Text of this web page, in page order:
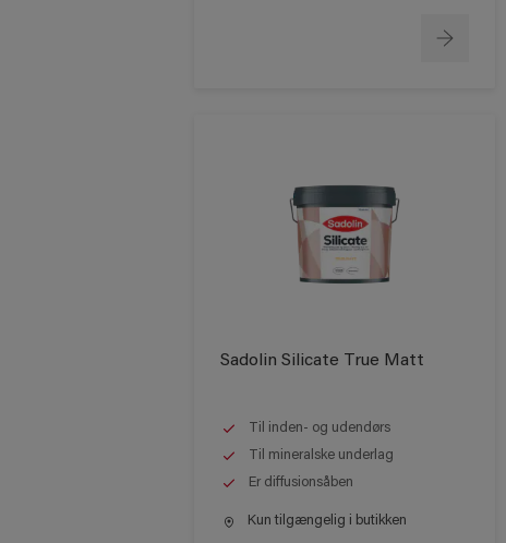
Sadolin Silicate True Matt
Til inden- og udendørs
Til mineralske underlag
Er diffusionsåben
Kun tilgængelig i butikken